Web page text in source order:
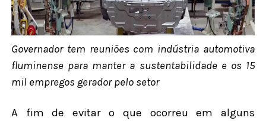
Governador tem reuniões com indústria automotiva
fluminense para manter a sustentabilidade e os 15
mil empregos gerador pelo setor
A fim de evitar o que ocorreu em alguns